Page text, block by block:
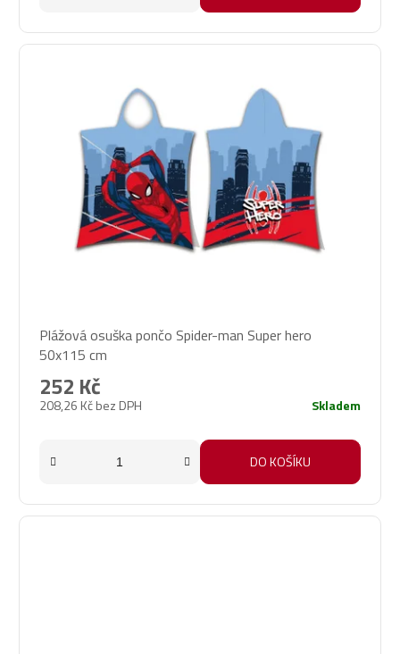
Plážová osuška pončo Spider-man Super hero
50x115 cm
208,26 Kč bez DPH
252 Kč
Skladem
DO KOŠÍKU